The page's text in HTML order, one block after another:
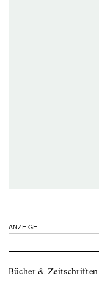
ANZEIGE
Bücher & Zeitschriften